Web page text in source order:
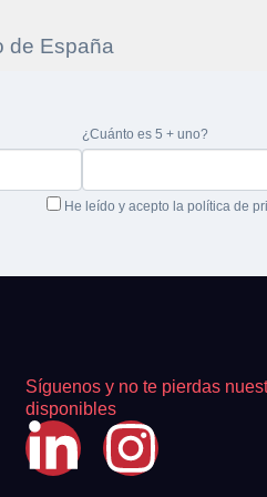
¿Cuánto es 5 + uno?
He leído y acepto la política de
Síguenos y no te pierdas
disponibles